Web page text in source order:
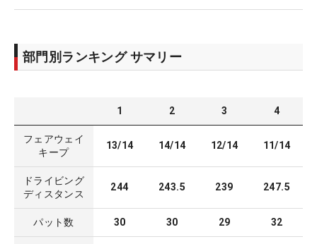
部門別ランキング サマリー
1 2 3 4
フェアウェイ
キープ
13/14 14/14 12/14 11/14
ドライビング
ディスタンス
244 243.5 239 247.5
パット数 30 30 29 32